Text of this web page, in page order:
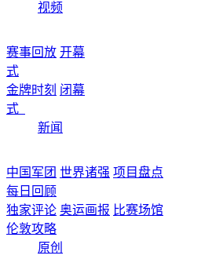
视频
赛事回放 开幕
式
金牌时刻 闭幕
式
新闻
中国军团 世界诸强 项目盘点
每日回顾
独家评论 奥运画报 比赛场馆
伦敦攻略
原创